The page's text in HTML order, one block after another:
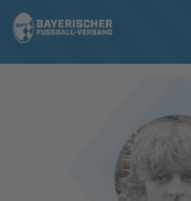
ERGEBNISSE & WETTBEWERBE